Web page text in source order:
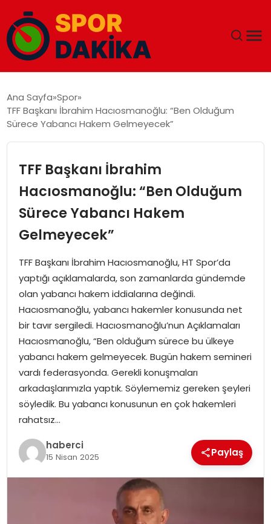
GÜNDEM
EKONOMI
SAĞLIK
SIYASET
SPOR
TEKNOLOJI
YAŞAM
Ana Sayfa Spor
TFF Başkanı İbrahim Hacıosmanoğlu: “Ben Olduğum
Sürece Yabancı Hakem Gelmeyecek”
TFF Başkanı İbrahim
Hacıosmanoğlu: “Ben Olduğum
Sürece Yabancı Hakem
Gelmeyecek”
TFF Başkanı İbrahim Hacıosmanoğlu, HT Spor’da
yaptığı açıklamalarda, son zamanlarda gündemde
olan yabancı hakem iddialarına değindi.
Hacıosmanoğlu, yabancı hakemler konusunda net
bir tavır sergiledi. Hacıosmanoğlu’nun Açıklamaları
Hacıosmanoğlu, “Ben olduğum sürece bu ülkeye
yabancı hakem gelmeyecek. Bugün hakem semineri
vardı federasyonda. Gerekli konuşmaları
arkadaşlarımızla yaptık. Söylememiz gereken şeyleri
söyledik. Bu yabancı konusunun en çok hakemleri
rahatsız…
haberci
15 Nisan 2025 Paylaş